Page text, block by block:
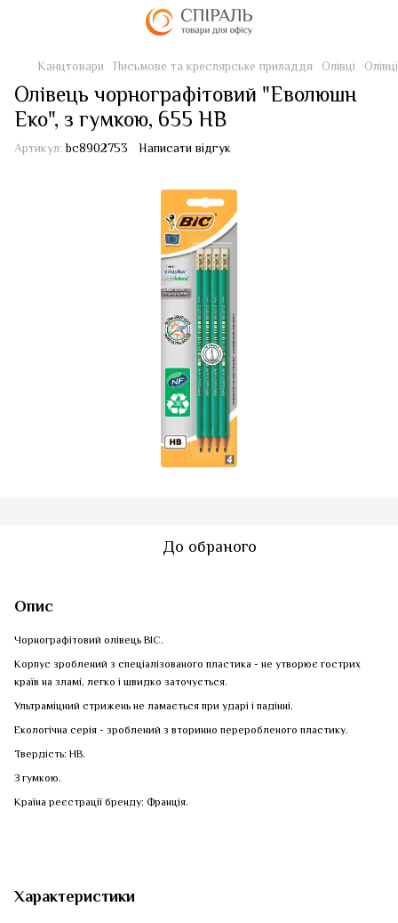
Канцтовари Письмове та креслярське приладдя Олівці
Олівець чорнографітовий "Еволюшн
Еко", з гумкою, 655 HB
Артикул: bc8902753 Написати відгук
До обраного
Опис
Чорнографітовий олівець BIC.
Корпус зроблений з спеціалізованого пластика - не утворює гострих
країв на зламі, легко і швидко заточується.
Ультраміцний стрижень не ламається при ударі і падінні.
Екологічна серія - зроблений з вторинно переробленого пластику.
Твердість: НВ.
З гумкою.
Країна реєстрації бренду: Франція.
Характеристики